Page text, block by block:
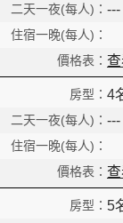
---
4
---
5